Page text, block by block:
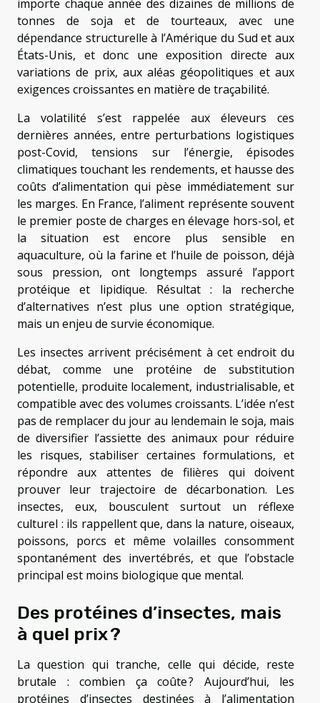
importe chaque année des dizaines de millions de
tonnes de soja et de tourteaux, avec une
dépendance structurelle à l’Amérique du Sud et aux
États-Unis, et donc une exposition directe aux
variations de prix, aux aléas géopolitiques et aux
exigences croissantes en matière de traçabilité.
La volatilité s’est rappelée aux éleveurs ces
dernières années, entre perturbations logistiques
post-Covid, tensions sur l’énergie, épisodes
climatiques touchant les rendements, et hausse des
coûts d’alimentation qui pèse immédiatement sur
les marges. En France, l’aliment représente souvent
le premier poste de charges en élevage hors-sol, et
la situation est encore plus sensible en
aquaculture, où la farine et l’huile de poisson, déjà
sous pression, ont longtemps assuré l’apport
protéique et lipidique. Résultat : la recherche
d’alternatives n’est plus une option stratégique,
mais un enjeu de survie économique.
Les insectes arrivent précisément à cet endroit du
débat, comme une protéine de substitution
potentielle, produite localement, industrialisable, et
compatible avec des volumes croissants. L’idée n’est
pas de remplacer du jour au lendemain le soja, mais
de diversifier l’assiette des animaux pour réduire
les risques, stabiliser certaines formulations, et
répondre aux attentes de filières qui doivent
prouver leur trajectoire de décarbonation. Les
insectes, eux, bousculent surtout un réflexe
culturel : ils rappellent que, dans la nature, oiseaux,
poissons, porcs et même volailles consomment
spontanément des invertébrés, et que l’obstacle
principal est moins biologique que mental.
Des protéines d’insectes, mais
à quel prix ?
La question qui tranche, celle qui décide, reste
brutale : combien ça coûte ? Aujourd’hui, les
protéines d’insectes destinées à l’alimentation